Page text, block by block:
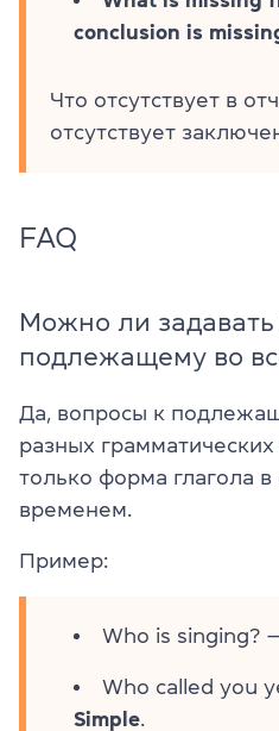
conclusion is
Что отсутствует в
отсутствует
FAQ
Можно ли задавать
подлежащему во
Да, вопросы к
разных
только форма глагола в
временем.
Пример:
Who is singing?
Who called you
Simple